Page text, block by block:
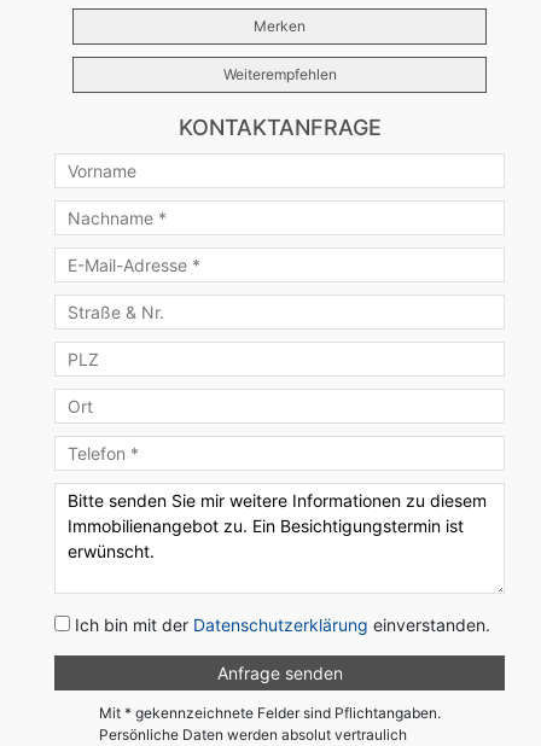
Merken
Weiterempfehlen
KONTAKTANFRAGE
Ich bin mit der Datenschutzerklärung einverstanden.
Mit * gekennzeichnete Felder sind Pflichtangaben.
Persönliche Daten werden absolut vertraulich